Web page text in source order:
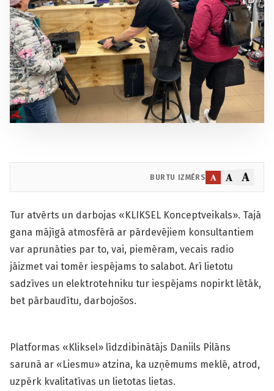
BURTU IZMĒRS A A A
Tur atvērts un darbojas «KLIKSEL Konceptveikals». Tajā
gana mājīgā atmosfērā ar pārdevējiem konsultantiem
var aprunāties par to, vai, piemēram, vecais radio
jāizmet vai tomēr iespējams to salabot. Arī lietotu
sadzīves un elektrotehniku tur iespējams nopirkt lētāk,
bet pārbaudītu, darbojošos.
Platformas «Kliksel» līdzdibinātājs Daniils Pilāns
sarunā ar «Liesmu» atzina, ka uzņēmums meklē, atrod,
uzpērk kvalitatīvas un lietotas lietas.